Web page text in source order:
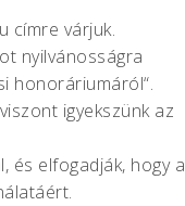
címre várjuk.
nyilvánosságra
honoráriumáról“.
igyekszünk az
és elfogadják, hogy a